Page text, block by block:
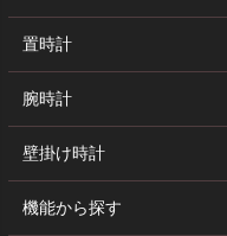
置時計
腕時計
壁掛け時計
機能から探す